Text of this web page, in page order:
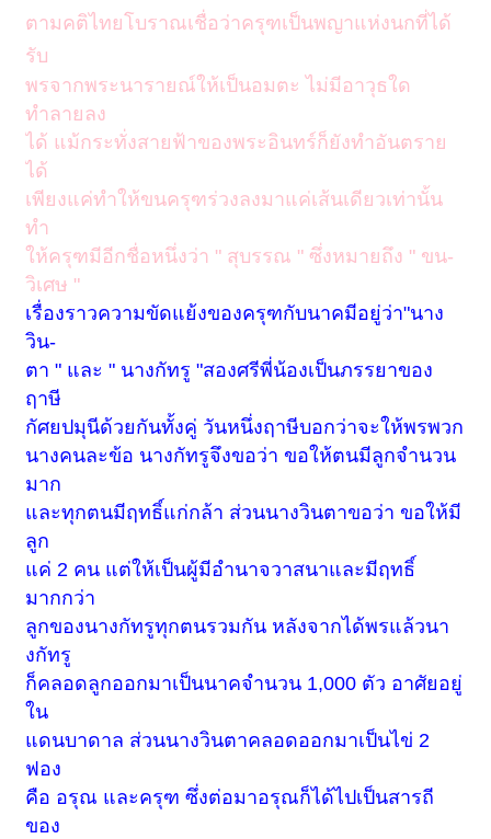
ตามคติไทยโบราณเชื่อว่าครุฑเป็นพญาแห่งนกที่ได้
รับ
พรจากพระนารายณ์ให้เป็นอมตะ ไม่มีอาวุธใด
ทำลายลง
ได้ แม้กระทั่งสายฟ้าของพระอินทร์ก็ยังทำอันตราย
ได้
เพียงแค่ทำให้ขนครุฑร่วงลงมาแค่เส้นเดียวเท่านั้น
ทำ
ให้ครุฑมีอีกชื่อหนึ่งว่า " สุบรรณ " ซึ่งหมายถึง " ขน-
วิเศษ "
เรื่องราวความขัดแย้งของครุฑกับนาคมีอยู่ว่า"นาง
วิน-
ตา " และ " นางกัทรู "สองศรีพี่น้องเป็นภรรยาของ
ฤาษี
กัศยปมุนีด้วยกันทั้งคู่ วันหนึ่งฤาษีบอกว่าจะให้พรพวก
นางคนละข้อ นางกัทรูจึงขอว่า ขอให้ตนมีลูกจำนวน
มาก
และทุกตนมีฤทธิ์แก่กล้า ส่วนนางวินตาขอว่า ขอให้มี
ลูก
แค่ 2 คน แต่ให้เป็นผู้มีอำนาจวาสนาและมีฤทธิ์
มากกว่า
ลูกของนางกัทรูทุกตนรวมกัน หลังจากได้พรแล้วนา
งกัทรู
ก็คลอดลูกออกมาเป็นนาคจำนวน 1,000 ตัว อาศัยอยู่
ใน
แดนบาดาล ส่วนนางวินตาคลอดออกมาเป็นไข่ 2
ฟอง
คือ อรุณ และครุฑ ซึ่งต่อมาอรุณก็ได้ไปเป็นสารถี
ของ